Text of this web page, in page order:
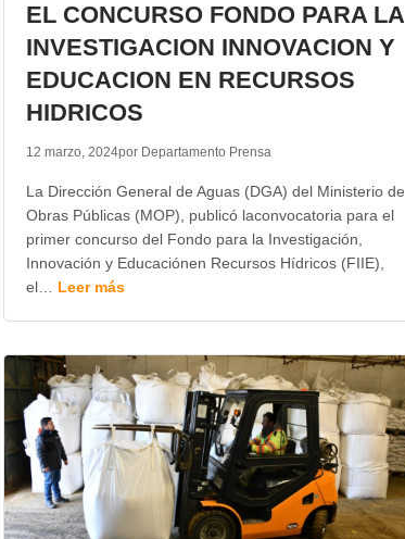
EL CONCURSO FONDO PARA LA
INVESTIGACION INNOVACION Y
EDUCACION EN RECURSOS
HIDRICOS
12 marzo, 2024por Departamento Prensa
La Dirección General de Aguas (DGA) del Ministerio de
Obras Públicas (MOP), publicó laconvocatoria para el
primer concurso del Fondo para la Investigación,
Innovación y Educaciónen Recursos Hídricos (FIIE),
el… Leer más